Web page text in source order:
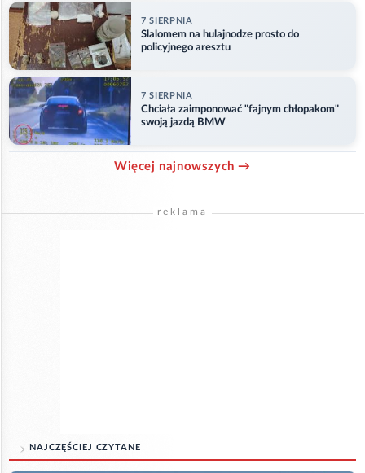
7 SIERPNIA
Slalomem na hulajnodze prosto do
policyjnego aresztu
7 SIERPNIA
Chciała zaimponować "fajnym chłopakom"
swoją jazdą BMW
Więcej najnowszych →
reklama
NAJCZĘŚCIEJ CZYTANE